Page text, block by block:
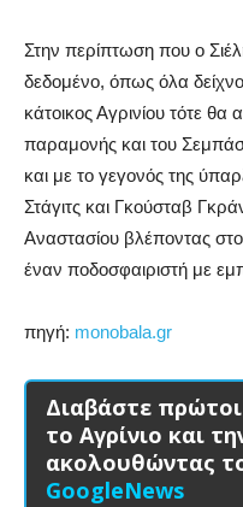
Στην περίπτωση που ο
δεδομένο, όπως όλα
κάτοικος Αγρινίου τότε
παραμονής και του
και με το γεγονός της
Στάγιτς και Γκούσταβ
Αναστασίου βλέποντας
έναν ποδοσφαιριστή με
πηγή: monobala.gr
Διαβάστε
το Αγρίνιο και
ακολουθώντας
GoogleNews